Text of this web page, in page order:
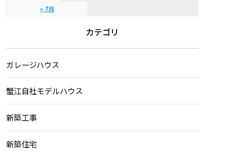
« 7月
カテゴリ
ガレージハウス
蟹江自社モデルハウス
新築工事
新築住宅